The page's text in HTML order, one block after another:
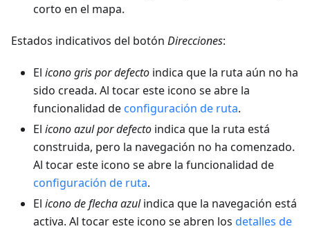
corto en el mapa.
Estados indicativos del botón Direcciones:
El icono gris por defecto indica que la ruta aún no ha
sido creada. Al tocar este icono se abre la
funcionalidad de configuración de ruta.
El icono azul por defecto indica que la ruta está
construida, pero la navegación no ha comenzado.
Al tocar este icono se abre la funcionalidad de
configuración de ruta.
El icono de flecha azulindica que la navegación está
activa. Al tocar este icono se abren los detalles de